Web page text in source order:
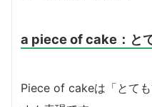
a piece of cake：と
Piece of cakeは「とて